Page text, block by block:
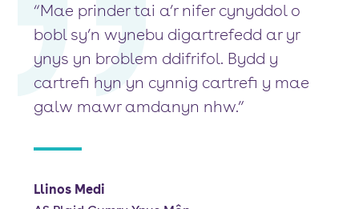
“Mae prinder tai a’r nifer cynyddol o
bobl sy’n wynebu digartrefedd ar yr
ynys yn broblem ddifrifol. Bydd y
cartrefi hyn yn cynnig cartrefi y mae
galw mawr amdanyn nhw.”
Llinos Medi